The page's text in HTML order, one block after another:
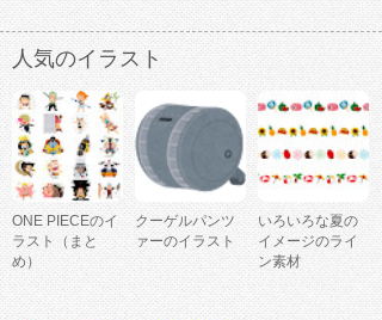
人気のイラスト
ONE PIECEのイ
ラスト（まと
め）
クーゲルパンツ
ァーのイラスト
いろいろな夏の
イメージのライ
ン素材